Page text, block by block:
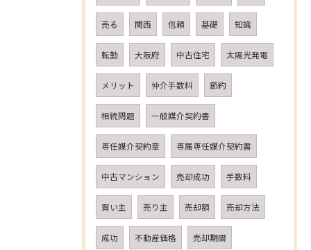
売る 関西 信頼 基礎 知識
転勤 大阪府 中古住宅 太陽光発電
メリット 仲介手数料 節約
相続問題 一般媒介契約書
専任媒介契約章 専属専任媒介契約書
中古マンション 売却成功 手数料
買い主 売り主 売却額 売却方法
成功 不動産価格 売却期間